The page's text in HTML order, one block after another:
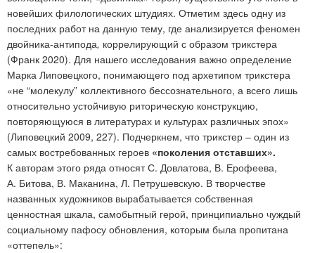
новейших филологических штудиях. Отметим здесь одну из
последних работ на данную тему, где анализируется феномен
двойника-антипода, коррелирующий с образом трикстера
(Франк 2020). Для нашего исследования важно определение
Марка Липовецкого, понимающего под архетипом трикстера
«не “молекулу” коллективного бессознательного, а всего лишь
относительно устойчивую риторическую конструкцию,
повторяющуюся в литературах и культурах различных эпох»
(Липовецкий 2009, 227). Подчеркнем, что трикстер – один из
самых востребованных героев «поколения отставших».
К авторам этого ряда относят С. Довлатова, В. Ерофеева,
А. Битова, В. Маканина, Л. Петрушевскую. В творчестве
названных художников вырабатывается собственная
ценностная шкала, самобытный герой, принципиально чуждый
социальному пафосу обновления, которым была пропитана
«оттепель»: